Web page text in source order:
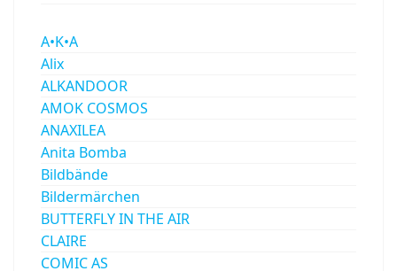
A•K•A
Alix
ALKANDOOR
AMOK COSMOS
ANAXILEA
Anita Bomba
Bildbände
Bildermärchen
BUTTERFLY IN THE AIR
CLAIRE
COMIC AS